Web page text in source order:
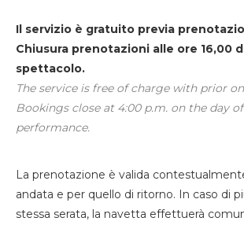
Il servizio è gratuito previa
Chiusura prenotazioni alle ore 16,00
spettacolo.
The service is free of charge with prior
Bookings close at 4:00 p.m. on the day
performance.
La prenotazione è valida
andata e per quello di ritorno. In caso di
stessa serata, la navetta effettuerà